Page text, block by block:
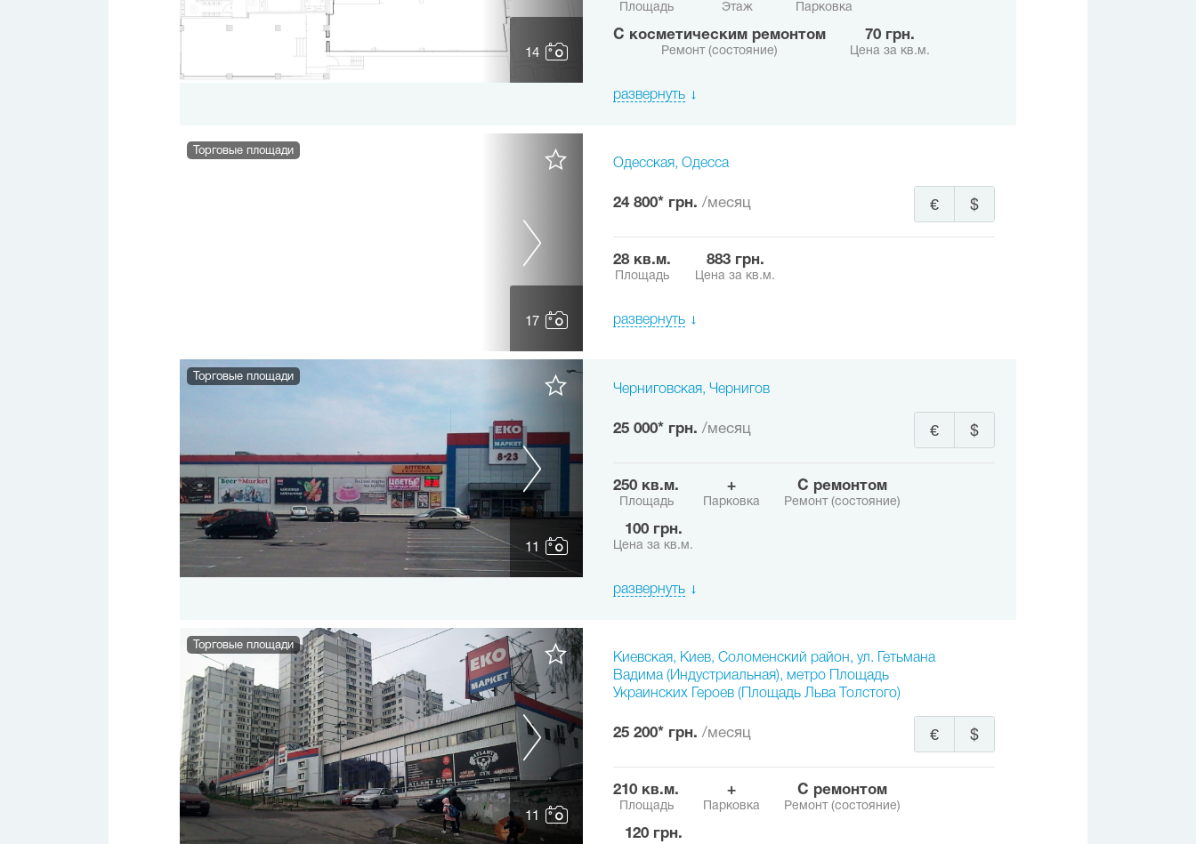
14
Площадь Этаж Парковка
с косметическим ремонтом
Ремонт (состояние)
70 грн.
Цена за кв.м.
развернуть
17
Торговые площади
Одесская, Одесса
24 800* грн. /месяц $
€
28 кв.м.
Площадь
883 грн.
Цена за кв.м.
развернуть
11
Торговые площади
Черниговская, Чернигов
25 000* грн. /месяц $
€
250 кв.м.
Площадь
+
Парковка
с ремонтом
Ремонт (состояние)
100 грн.
Цена за кв.м.
развернуть
11
Торговые площади
Киевская, Киев, Соломенский район, ул. Гетьмана
Вадима (Индустриальная), метро Площадь
Украинских Героев (Площадь Льва Толстого)
25 200* грн. /месяц $
€
210 кв.м.
Площадь
+
Парковка
с ремонтом
Ремонт (состояние)
120 грн.